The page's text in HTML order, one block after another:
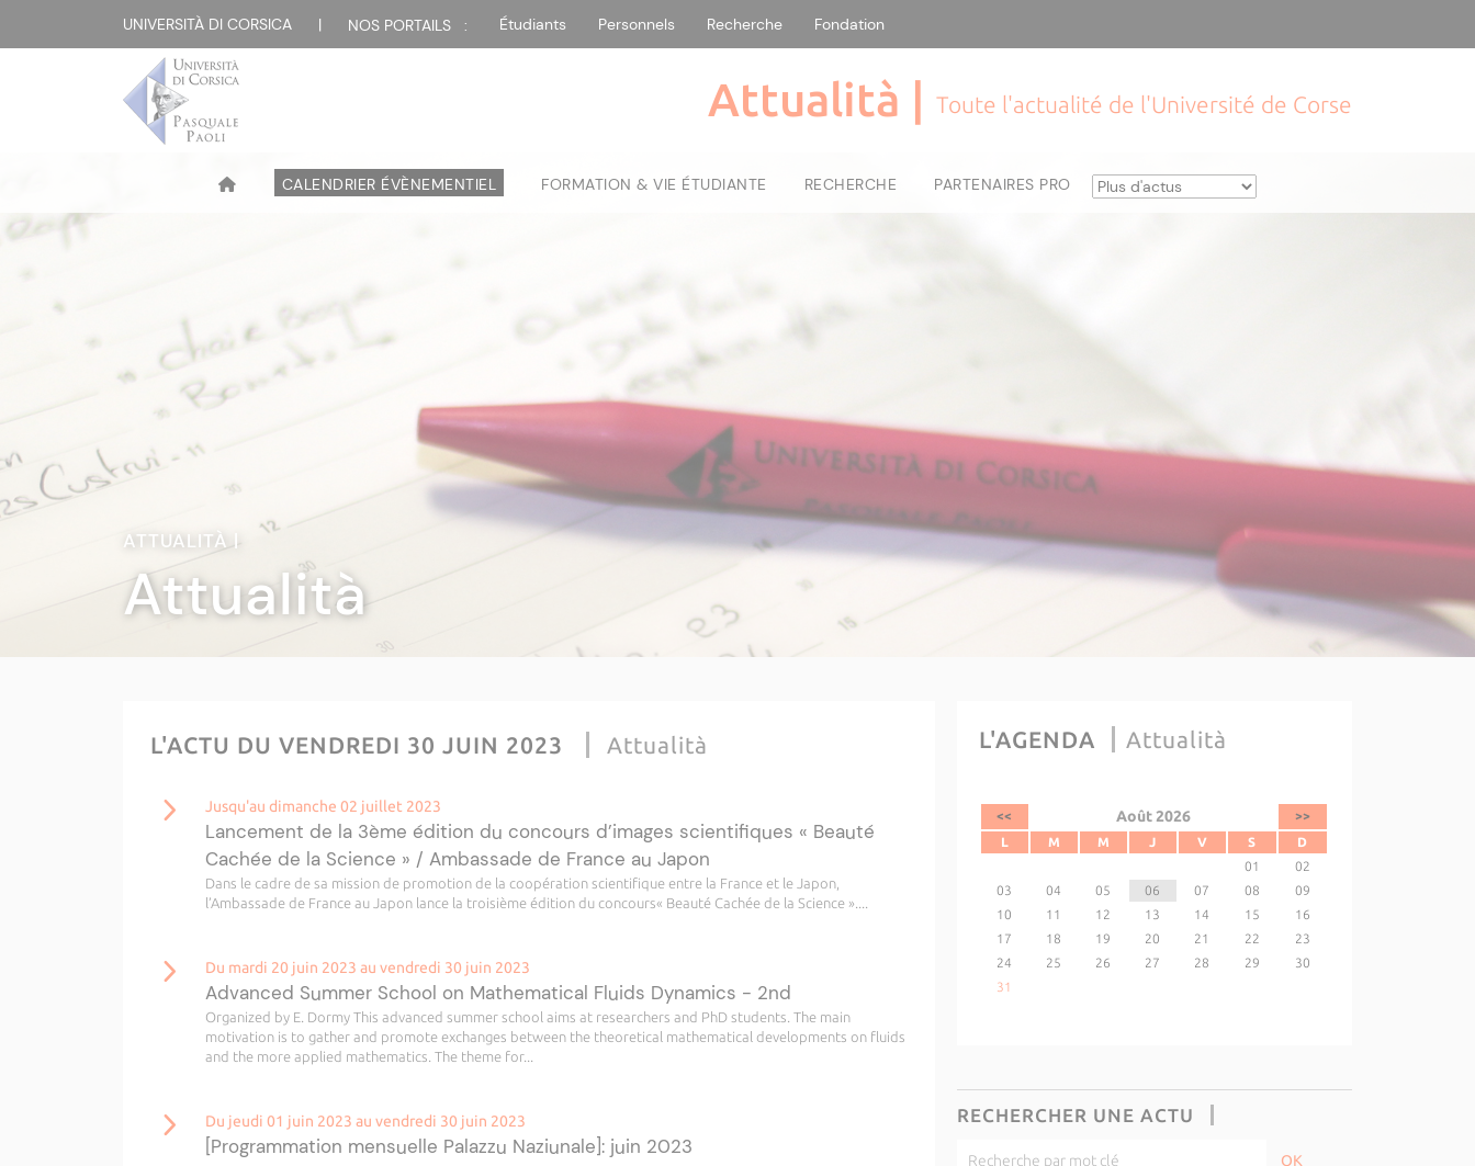
UNIVERSITÀ DI CORSICA | NOS PORTAILS : Étudiants Personnels Recherche Fondation
Attualità | Toute l'actualité de l'Université de Corse
CALENDRIER ÉVÈNEMENTIEL FORMATION & VIE ÉTUDIANTE RECHERCHE PARTENAIRES PRO
ATTUALITÀ |
Attualità
L'ACTU DU VENDREDI 30 JUIN 2023 Attualità
Jusqu'au dimanche 02 juillet 2023
Lancement de la 3ème édition du concours d’images scientifiques « Beauté
Cachée de la Science » / Ambassade de France au Japon
Dans le cadre de sa mission de promotion de la coopération scientifique entre la France et le Japon,
l’Ambassade de France au Japon lance la troisième édition du concours« Beauté Cachée de la Science »....
Du mardi 20 juin 2023 au vendredi 30 juin 2023
Advanced Summer School on Mathematical Fluids Dynamics - 2nd
Organized by E. Dormy This advanced summer school aims at researchers and PhD students. The main
motivation is to gather and promote exchanges between the theoretical mathematical developments on fluids
and the more applied mathematics. The theme for...
Du jeudi 01 juin 2023 au vendredi 30 juin 2023
[Programmation mensuelle Palazzu Naziunale]: juin 2023
L'AGENDA Attualità
<< Août 2026
>>
L
M M J V S
D
01
02
03
04 05 06 07 08
09
10
11 12 13 14 15
16
17
18 19 20 21 22
23
24
25 26 27 28 29
30
31
RECHERCHER UNE ACTU